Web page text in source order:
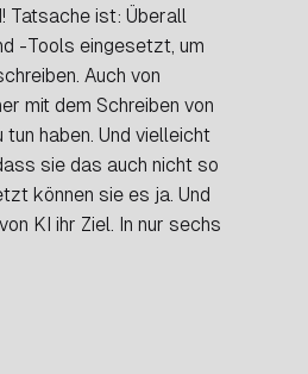
Tatsache ist: Überall
-Tools eingesetzt, um
Auch von
mit dem Schreiben von
haben. Und vielleicht
sie das auch nicht so
können sie es ja. Und
KI ihr Ziel. In nur sechs